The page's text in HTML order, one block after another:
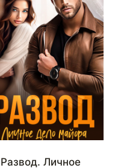
Развод. Личное